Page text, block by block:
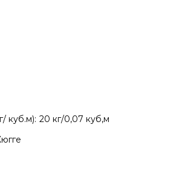
куб.м): 20 кг/0,07 куб,м